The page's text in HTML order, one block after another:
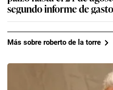
segundo informe de
Más sobre roberto de la torre